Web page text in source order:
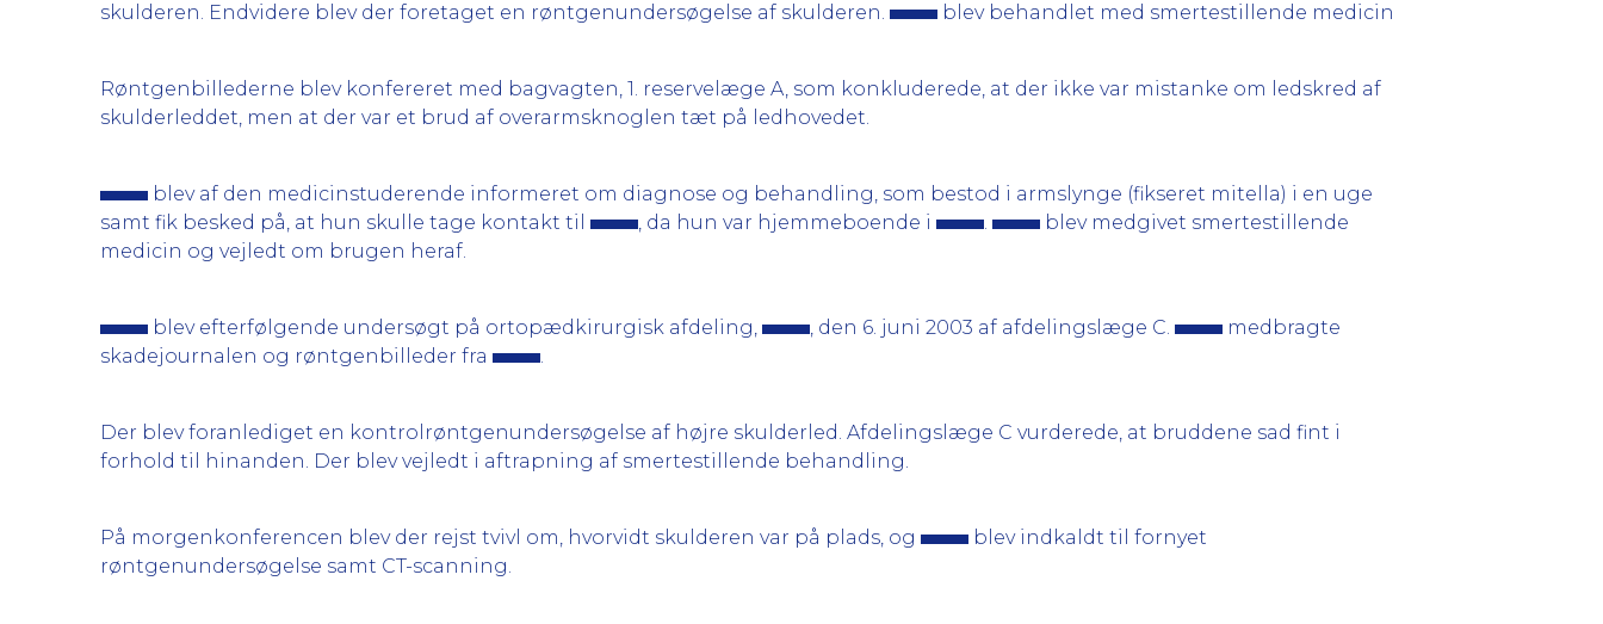
skulderen. Endvidere blev der foretaget en røntgenundersøgelse af skulderen.
blev behandlet med smertestillende medicin
Røntgenbillederne blev konfereret med bagvagten, 1. reservelæge A, som konkluderede, at der ikke var mistanke om ledskred af
skulderleddet, men at der var et brud af overarmsknoglen tæt på ledhovedet.
blev af den medicinstuderende informeret om diagnose og behandling, som bestod i armslynge (fikseret mitella) i en uge
samt fik besked på, at hun skulle tage kontakt til
, da hun var hjemmeboende i .
blev medgivet smertestillende
medicin og vejledt om brugen heraf.
blev efterfølgende undersøgt på ortopædkirurgisk afdeling, , den 6. juni 2003 af afdelingslæge C.
medbragte
skadejournalen og røntgenbilleder fra
.
Der blev foranlediget en kontrolrøntgenundersøgelse af højre skulderled. Afdelingslæge C vurderede, at bruddene sad fint i
forhold til hinanden. Der blev vejledt i aftrapning af smertestillende behandling.
På morgenkonferencen blev der rejst tvivl om, hvorvidt skulderen var på plads, og
blev indkaldt til fornyet
røntgenundersøgelse samt CT-scanning.